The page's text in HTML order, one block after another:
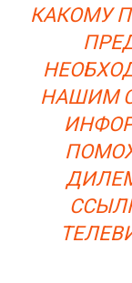
КАКОМУ
НАШИМ